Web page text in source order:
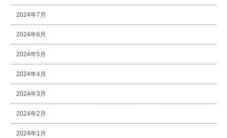
2024年7月
2024年6月
2024年5月
2024年4月
2024年3月
2024年2月
2024年1月